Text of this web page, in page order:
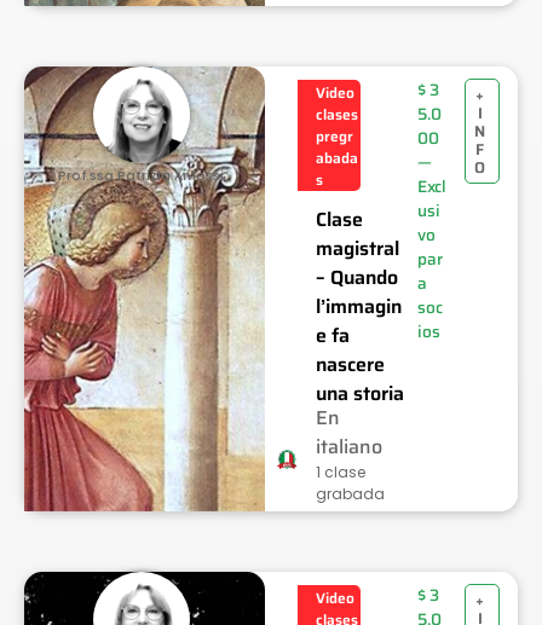
Prof.ssa Patrizia Anfossi
Video
clases
pregr
abada
s
Clase
magistral
– Quando
l’immagin
e fa
nascere
una storia
En
italiano
1 clase
grabada
$3
5.0
00
—
Excl
usi
vo
par
a
soc
ios
+
I
N
F
O
Video
clases
$3
5.0
+
I